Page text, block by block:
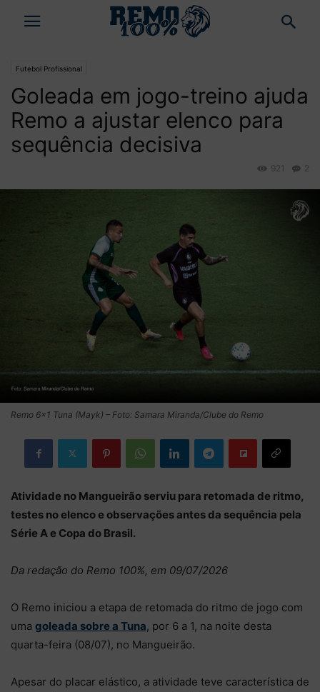
Futebol Profissional
Goleada em jogo-treino ajuda
Remo a ajustar elenco para
sequência decisiva
2
921
Remo 6×1 Tuna (Mayk) – Foto: Samara Miranda/Clube do Remo
Atividade no Mangueirão serviu para retomada de ritmo,
testes no elenco e observações antes da sequência pela
Série A e Copa do Brasil.
Da redação do Remo 100%, em 09/07/2026
O Remo iniciou a etapa de retomada do ritmo de jogo com
uma goleada sobre a Tuna, por 6 a 1, na noite desta
quarta-feira (08/07), no Mangueirão.
Apesar do placar elástico, a atividade teve característica de